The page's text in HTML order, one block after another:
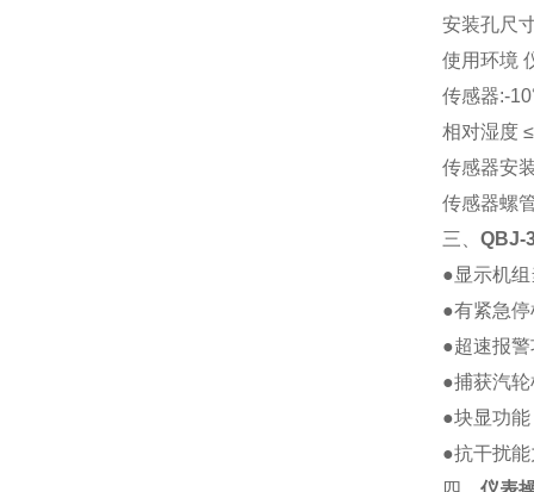
安装孔尺
使用环境
传感器:-
相对湿度
传感器安
传感器螺
三、QBJ-
●显示机
●有紧急
●超速报
●捕获汽
●块显功能
●抗干扰